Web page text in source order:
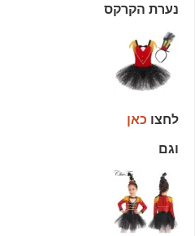
נערת הקרקס
לחצו כאן
וגם